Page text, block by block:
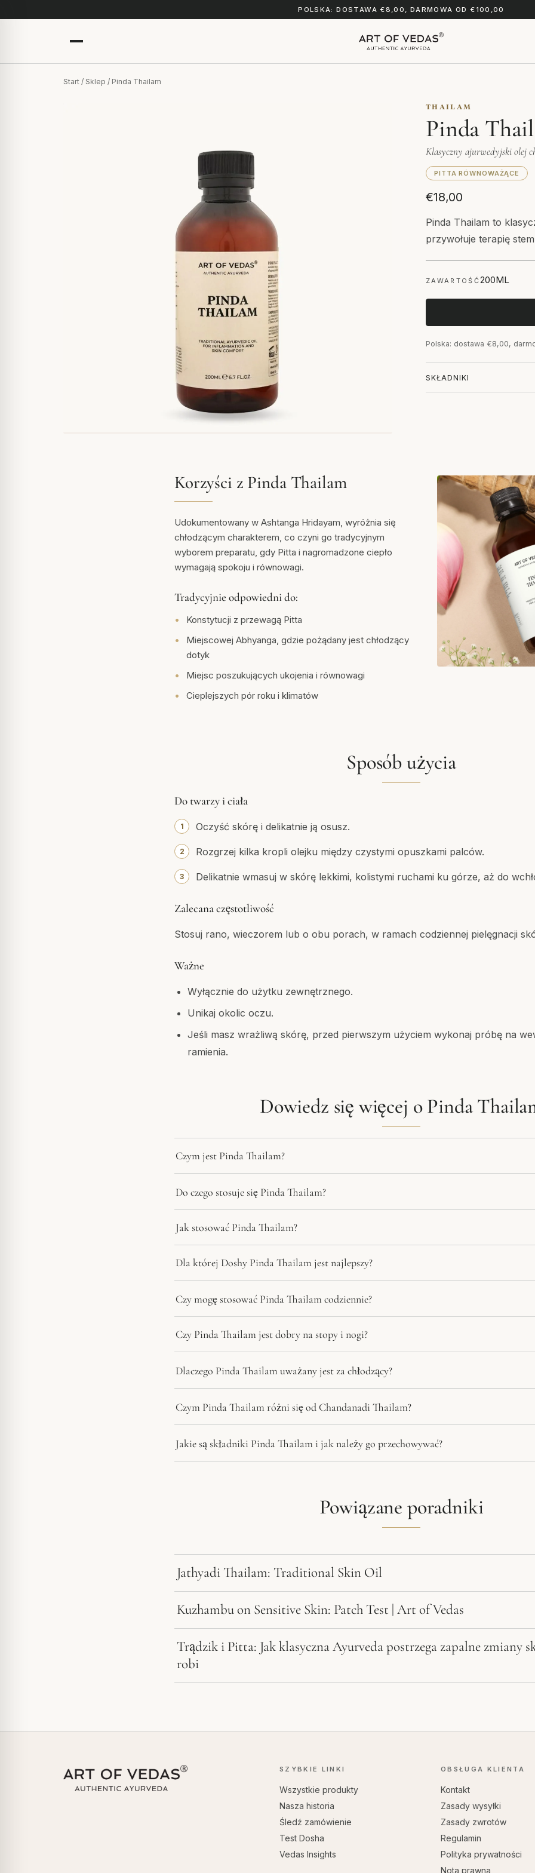
POLSKA: DOSTAWA €8,00, DARMOWA OD €100,00
Start / Sklep / Pinda Thailam
THAILAM
Pinda
Klasyczny ajurwedyjski olej
PITTA RÓWNOWAŻĄCE
€18,00
Pinda Thailam to
przywołuje terapię
ZAWARTOŚĆ200ML
Polska: dostawa €8,00,
SKŁADNIKI
Korzyści z Pinda Thailam
Udokumentowany w Ashtanga Hridayam, wyróżnia się
chłodzącym charakterem, co czyni go tradycyjnym
wyborem preparatu, gdy Pitta i nagromadzone ciepło
wymagają spokoju i równowagi.
Tradycyjnie odpowiedni do:
Konstytucji z przewagą Pitta
Miejscowej Abhyanga, gdzie pożądany jest chłodzący
dotyk
Miejsc poszukujących ukojenia i równowagi
Cieplejszych pór roku i klimatów
Sposób użycia
Do twarzy i ciała
Oczyść skórę i delikatnie ją osusz.
Rozgrzej kilka kropli olejku między czystymi opuszkami palców.
Delikatnie wmasuj w skórę lekkimi, kolistymi ruchami ku górze, aż do
Zalecana częstotliwość
Stosuj rano, wieczorem lub o obu porach, w ramach codziennej pielęgnacji
Ważne
Wyłącznie do użytku zewnętrznego.
Unikaj okolic oczu.
Jeśli masz wrażliwą skórę, przed pierwszym użyciem wykonaj próbę na
ramienia.
Dowiedz się więcej o Pinda
Czym jest Pinda Thailam?
Do czego stosuje się Pinda Thailam?
Jak stosować Pinda Thailam?
Dla której Doshy Pinda Thailam jest najlepszy?
Czy mogę stosować Pinda Thailam codziennie?
Czy Pinda Thailam jest dobry na stopy i nogi?
Dlaczego Pinda Thailam uważany jest za chłodzący?
Czym Pinda Thailam różni się od Chandanadi Thailam?
Jakie są składniki Pinda Thailam i jak należy go przechowywać?
Powiązane poradniki
Jathyadi Thailam: Traditional Skin Oil
Kuzhambu on Sensitive Skin: Patch Test | Art of Vedas
Trądzik i Pitta: Jak klasyczna Ayurveda postrzega zapalne zmiany
robi
SZYBKIE LINKI
Wszystkie produkty
Nasza historia
Śledź zamówienie
Test Dosha
Vedas Insights
OBSŁUGA KLIENTA
Kontakt
Zasady wysyłki
Zasady zwrotów
Regulamin
Polityka prywatności
Nota prawna